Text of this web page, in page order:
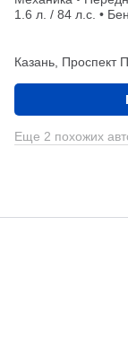
1.6 л. / 84 л.с. •
Казань, Проспект
Еще 2 похожих